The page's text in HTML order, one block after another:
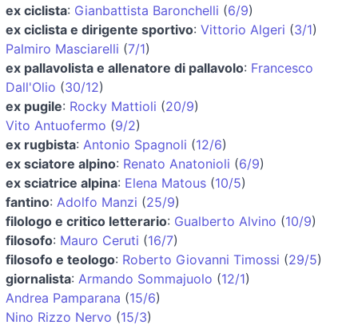
ex ciclista: Gianbattista Baronchelli (6/9)
ex ciclista e dirigente sportivo: Vittorio Algeri (3/1)
Palmiro Masciarelli (7/1)
ex pallavolista e allenatore di pallavolo: Francesco
Dall'Olio (30/12)
ex pugile: Rocky Mattioli (20/9)
Vito Antuofermo (9/2)
ex rugbista: Antonio Spagnoli (12/6)
ex sciatore alpino: Renato Anatonioli (6/9)
ex sciatrice alpina: Elena Matous (10/5)
fantino: Adolfo Manzi (25/9)
filologo e critico letterario: Gualberto Alvino (10/9)
filosofo: Mauro Ceruti (16/7)
filosofo e teologo: Roberto Giovanni Timossi (29/5)
giornalista: Armando Sommajuolo (12/1)
Andrea Pamparana (15/6)
Nino Rizzo Nervo (15/3)